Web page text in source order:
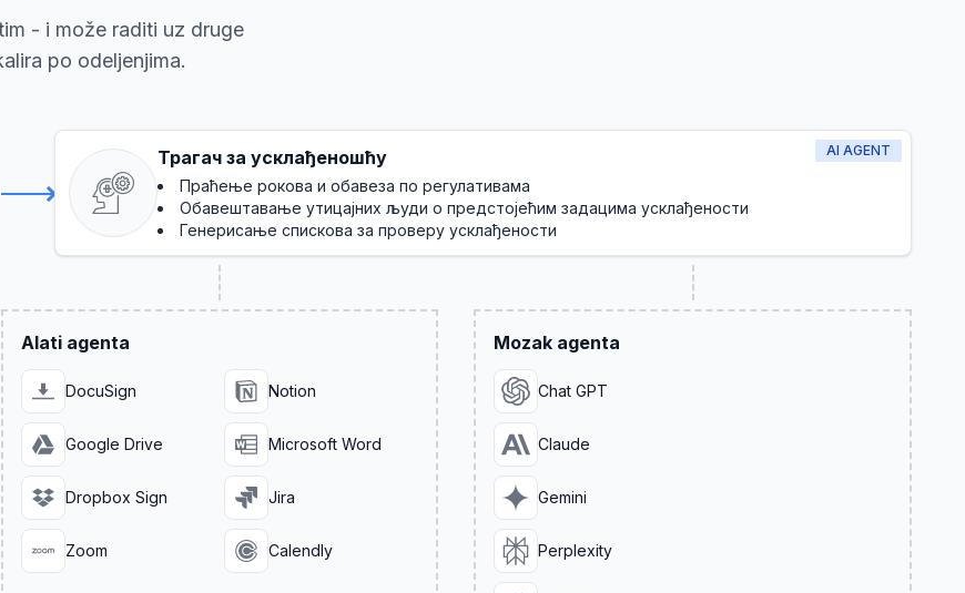
- i može raditi uz druge
po odeljenjima.
AI AGENT
Трагач за усклађеношћу
Праћење рокова и обавеза по регулативама
Обавештавање утицајних људи о предстојећим задацима усклађености
Генерисање спискова за проверу усклађености
Alati agenta
DocuSign Notion
Google Drive Microsoft Word
Dropbox Sign Jira
Zoom Calendly
Mozak agenta
Chat GPT
Claude
Gemini
Perplexity